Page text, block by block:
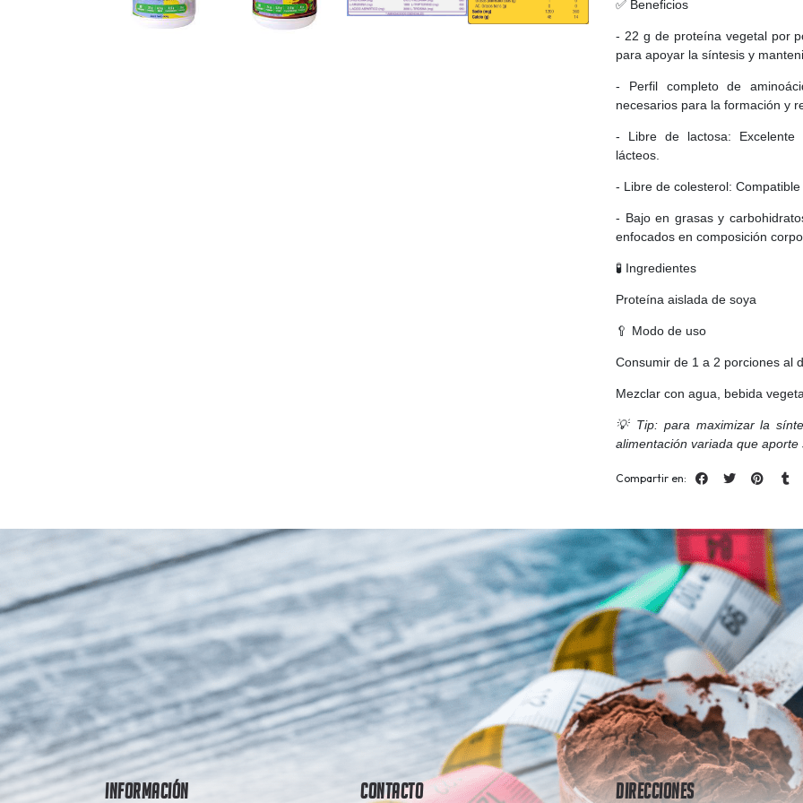
✅ Beneficios
- 22 g de proteína vegetal por
para apoyar la síntesis y
- Perfil completo de
necesarios para la formación y
- Libre de lactosa: Excelente
lácteos.
- Libre de colesterol:
- Bajo en grasas y
enfocados en composición
🧪 Ingredientes
Proteína aislada de soya
🥄 Modo de uso
Consumir de 1 a 2 porciones al
Mezclar con agua, bebida
💡 Tip: para maximizar la
alimentación variada que
Compartir en:
Información Contacto Direcciones